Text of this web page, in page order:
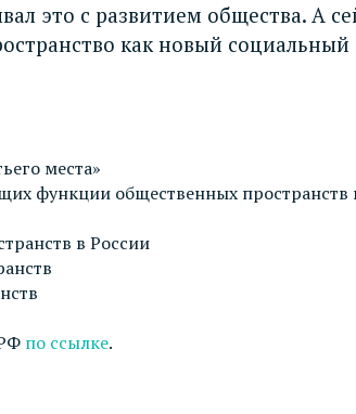
это с развитием общества. А
как новый
места»
функции общественных
в России
по ссылке.